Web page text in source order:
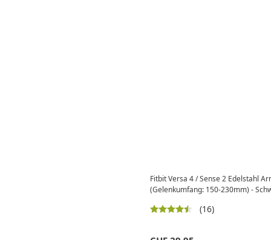
Fitbit Versa 4 / Sense 2 Edelstahl
(Gelenkumfang: 150-230mm) -
(16)